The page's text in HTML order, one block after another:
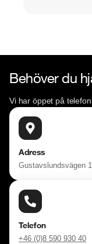
Behöver du
Vi har öppet på
Adress
Gustavslundsvägen
Telefon
+46 (0)8 590 930 40